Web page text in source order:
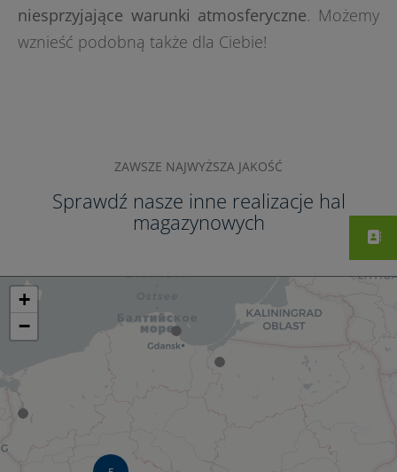
niesprzyjające warunki atmosferyczne. Możemy
wznieść podobną także dla Ciebie!
ZAWSZE NAJWYŻSZA JAKOŚĆ
Sprawdź nasze inne realizacje hal
magazynowych
+
−